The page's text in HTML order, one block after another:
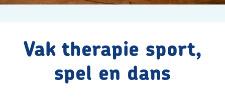
Maak kennis met ons team
Vak therapie sport,
spel en dans